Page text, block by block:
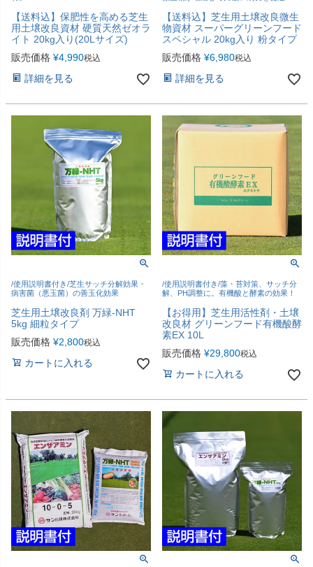
【送料込】保肥性を高める芝生
用土壌改良資材 硬質天然ゼオラ
イト 20kg入り(20Lサイズ)
販売価格 ¥4,990税込
詳細を見る
【送料込】芝生用土壌改良微生
物資材 スーパーグリーンフード
スペシャル 20kg入り 粉タイプ
販売価格 ¥6,980税込
詳細を見る
/使用説明書付き/芝生サッチ分解効果・
病害菌（悪玉菌）の善玉化効果
芝生用土壌改良剤 万緑-NHT
5kg 細粒タイプ
販売価格 ¥2,800税込
カートに入れる
/使用説明書付き/藻・苔対策、サッチ分
解、PH調整に。有機酸と酵素の効果！
【お得用】芝生用活性剤・土壌
改良材 グリーンフード有機酸酵
素EX 10L
販売価格 ¥29,800税込
カートに入れる